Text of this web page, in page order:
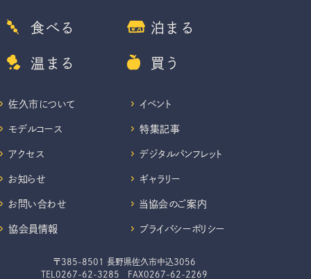
食べる 泊まる
温まる 買う
佐久市について イベント
モデルコース 特集記事
アクセス デジタルパンフレット
お知らせ ギャラリー
お問い合わせ 当協会のご案内
協会員情報 プライバシーポリシー
〒385-8501 長野県佐久市中込3056
TEL0267-62-3285 FAX0267-62-2269